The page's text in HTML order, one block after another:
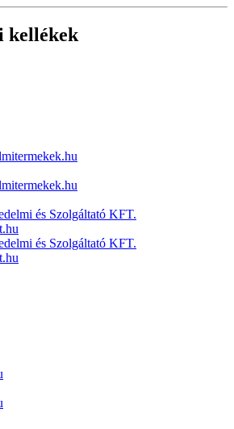
kellékek
és Szolgáltató KFT.
és Szolgáltató KFT.